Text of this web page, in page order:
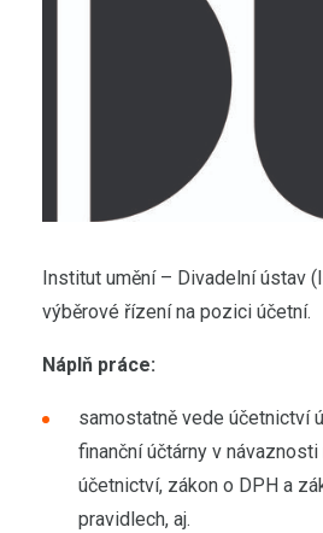
Institut umění – Divadelní ústav
výběrové řízení na pozici účetní.
Náplň práce:
samostatně vede účetnictví
finanční účtárny v návaznosti
účetnictví, zákon o DPH a
pravidlech, aj.